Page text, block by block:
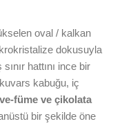
oval / kalkan
dokusuyla
hattını ince bir
kabuğu, iç
füme ve çikolata
bir şekilde öne